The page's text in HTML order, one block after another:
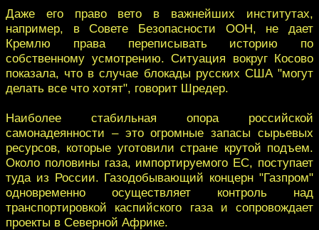
Даже его право вето в важнейших институтах,
например, в Совете Безопасности ООН, не дает
Кремлю права переписывать историю по
собственному усмотрению. Ситуация вокруг Косово
показала, что в случае блокады русских США "могут
делать все что хотят", говорит Шредер.
Наиболее стабильная опора российской
самонадеянности – это огромные запасы сырьевых
ресурсов, которые уготовили стране крутой подъем.
Около половины газа, импортируемого ЕС, поступает
туда из России. Газодобывающий концерн "Газпром"
одновременно осуществляет контроль над
транспортировкой каспийского газа и сопровождает
проекты в Северной Африке.